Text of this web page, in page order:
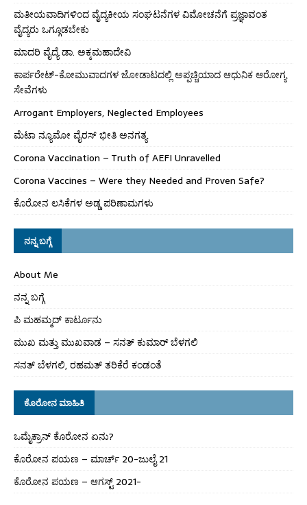
ಮತೀಯವಾದಿಗಳಿಂದ ವೈದ್ಯಕೀಯ ಸಂಘಟನೆಗಳ ವಿಮೋಚನೆಗೆ ಪ್ರಜ್ಞಾವಂತ
ವೈದ್ಯರು ಒಗ್ಗೂಡಬೇಕು
ಮಾದರಿ ವೈದ್ಯೆ ಡಾ. ಅಕ್ಕಮಹಾದೇವಿ
ಕಾರ್ಪರೇಟ್-ಕೋಮುವಾದಗಳ ಜೋಡಾಟದಲ್ಲಿ ಅಪ್ಪಚ್ಚಿಯಾದ ಆಧುನಿಕ ಆರೋಗ್ಯ
ಸೇವೆಗಳು
Arrogant Employers, Neglected Employees
ಮೆಟಾ ನ್ಯೂಮೋ ವೈರಸ್ ಭೀತಿ ಅನಗತ್ಯ
Corona Vaccination – Truth of AEFI Unravelled
Corona Vaccines – Were they Needed and Proven Safe?
ಕೊರೋನ ಲಸಿಕೆಗಳ ಅಡ್ಡ ಪರಿಣಾಮಗಳು
ನನ್ನ ಬಗ್ಗೆ
About Me
ನನ್ನ ಬಗ್ಗೆ
ಪಿ ಮಹಮ್ಮದ್ ಕಾರ್ಟೂನು
ಮುಖ ಮತ್ತು ಮುಖವಾಡ – ಸನತ್ ಕುಮಾರ್ ಬೆಳಗಲಿ
ಸನತ್ ಬೆಳಗಲಿ, ರಹಮತ್ ತರಿಕೆರೆ ಕಂಡಂತೆ
ಕೊರೋನ ಮಾಹಿತಿ
ಒಮೈಕ್ರಾನ್ ಕೊರೋನ ಏನು?
ಕೊರೋನ ಪಯಣ – ಮಾರ್ಚ್ 20-ಜುಲೈ 21
ಕೊರೋನ ಪಯಣ – ಆಗಸ್ಟ್ 2021-